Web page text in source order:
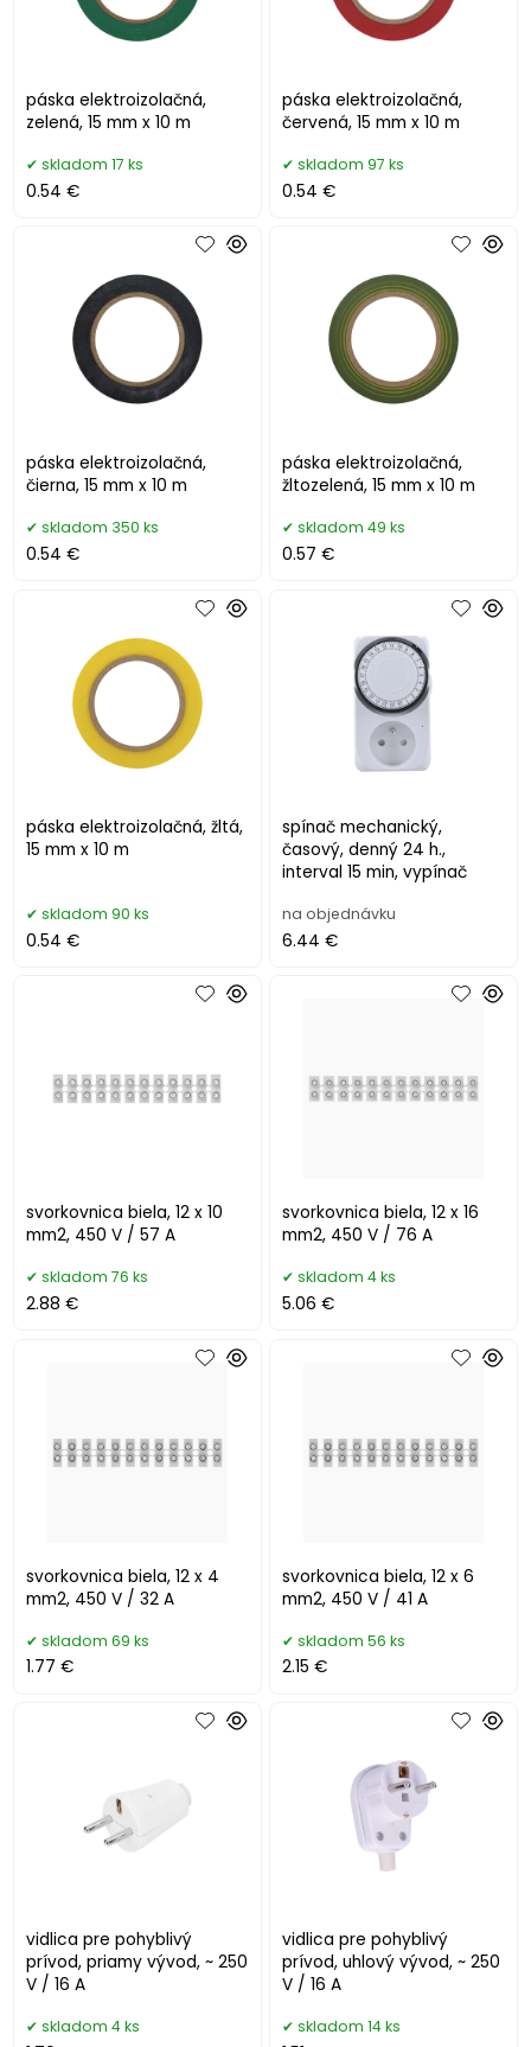
páska elektroizolačná,
zelená, 15 mm x 10 m
skladom 17 ks
0.54 €
páska elektroizolačná,
červená, 15 mm x 10 m
skladom 97 ks
0.54 €
páska elektroizolačná,
čierna, 15 mm x 10 m
skladom 350 ks
0.54 €
páska elektroizolačná,
žltozelená, 15 mm x 10 m
skladom 49 ks
0.57 €
páska elektroizolačná, žltá,
15 mm x 10 m
skladom 90 ks
0.54 €
spínač mechanický,
časový, denný 24 h.,
interval 15 min, vypínač
na objednávku
6.44 €
svorkovnica biela, 12 x 10
mm2, 450 V / 57 A
skladom 76 ks
2.88 €
svorkovnica biela, 12 x 16
mm2, 450 V / 76 A
skladom 4 ks
5.06 €
svorkovnica biela, 12 x 4
mm2, 450 V / 32 A
skladom 69 ks
1.77 €
svorkovnica biela, 12 x 6
mm2, 450 V / 41 A
skladom 56 ks
2.15 €
vidlica pre pohyblivý
prívod, priamy vývod, ~ 250
V / 16 A
skladom 4 ks
vidlica pre pohyblivý
prívod, uhlový vývod, ~ 250
V / 16 A
skladom 14 ks